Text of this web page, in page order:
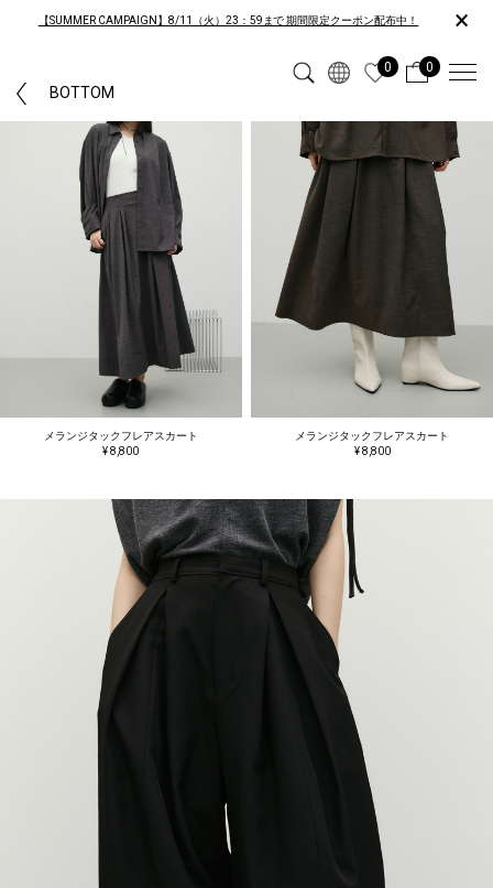
【SUMMER CAMPAIGN】8/11（火）23：59まで 期間限定クーポン配布中！ ×
BOTTOM
0 0
メランジタックフレアスカート
¥ 8,800
メランジタックフレアスカート
¥ 8,800